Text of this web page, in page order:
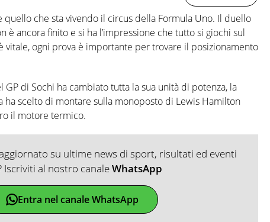
quello che sta vivendo il circus della Formula Uno. Il duello
è ancora finito e si ha l’impressione che tutto si giochi sul
vitale, ogni prova è importante per trovare il posizionamento
di Sochi ha cambiato tutta la sua unità di potenza, la
ha scelto di montare sulla monoposto di Lewis Hamilton
il motore termico.
su ultime news di sport, risultati ed eventi
Iscriviti al nostro canaleWhatsApp
Entra nel canale WhatsApp